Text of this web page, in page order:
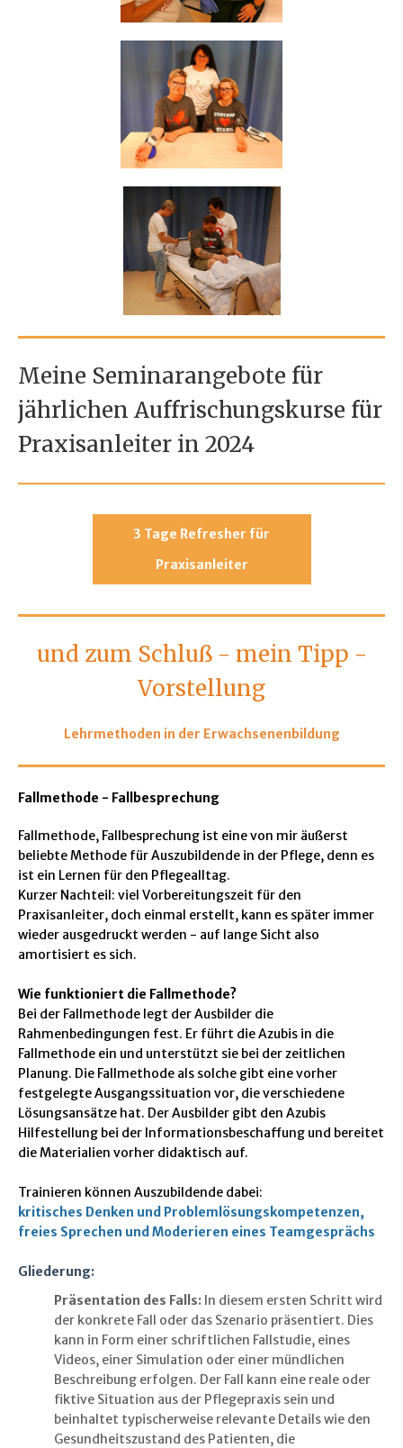
Meine Seminarangebote für
jährlichen Auffrischungskurse für
Praxisanleiter in 2024
3 Tage Refresher für
Praxisanleiter
und zum Schluß - mein Tipp -
Vorstellung
Lehrmethoden in der Erwachsenenbildung
Fallmethode - Fallbesprechung
Fallmethode, Fallbesprechung ist eine von mir äußerst
beliebte Methode für Auszubildende in der Pflege, denn es
ist ein Lernen für den Pflegealltag.
Kurzer Nachteil: viel Vorbereitungszeit für den
Praxisanleiter, doch einmal erstellt, kann es später immer
wieder ausgedruckt werden - auf lange Sicht also
amortisiert es sich.
Wie funktioniert die Fallmethode?
Bei der Fallmethode legt der Ausbilder die
Rahmenbedingungen fest. Er führt die Azubis in die
Fallmethode ein und unterstützt sie bei der zeitlichen
Planung. Die Fallmethode als solche gibt eine vorher
festgelegte Ausgangssituation vor, die verschiedene
Lösungsansätze hat. Der Ausbilder gibt den Azubis
Hilfestellung bei der Informationsbeschaffung und bereitet
die Materialien vorher didaktisch auf.
Trainieren können Auszubildende dabei:
kritisches Denken und Problemlösungskompetenzen,
freies Sprechen und Moderieren eines Teamgesprächs
Gliederung:
Präsentation des Falls: In diesem ersten Schritt wird
der konkrete Fall oder das Szenario präsentiert. Dies
kann in Form einer schriftlichen Fallstudie, eines
Videos, einer Simulation oder einer mündlichen
Beschreibung erfolgen. Der Fall kann eine reale oder
fiktive Situation aus der Pflegepraxis sein und
beinhaltet typischerweise relevante Details wie den
Gesundheitszustand des Patienten, die